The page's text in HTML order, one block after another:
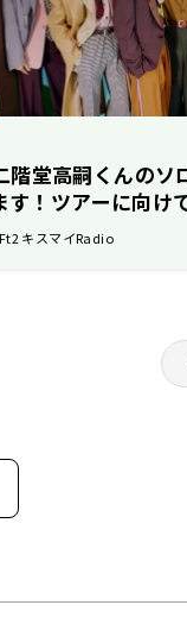
堂高嗣くんのソ
す！ツアーに向け
キスマイRadio